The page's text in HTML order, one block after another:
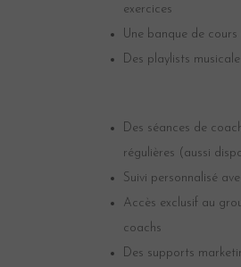
exercices
Une banque de
Des playlists
Des séances de
régulières (aussi
Suivi personnalisé
Accès exclusif au
coachs
Des supports